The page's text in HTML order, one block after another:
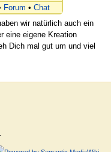
Forum • Chat
wir natürlich auch ein
eine eigene Kreation
Dich mal gut um und viel